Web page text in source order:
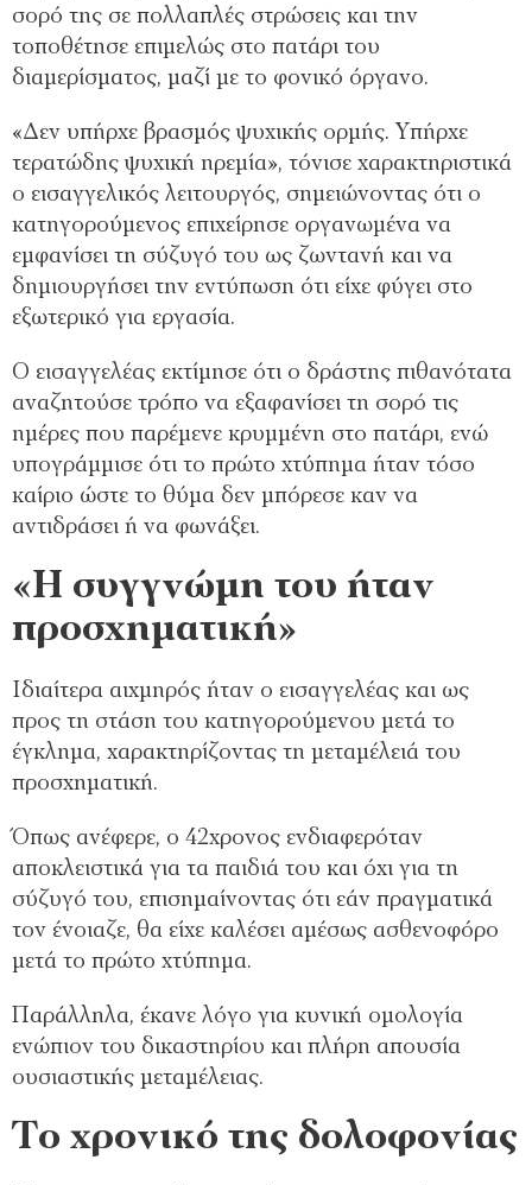
σορό της σε πολλαπλές στρώσεις και την
τοποθέτησε επιμελώς στο πατάρι του
διαμερίσματος, μαζί με το φονικό όργανο.
«Δεν υπήρχε βρασμός ψυχικής ορμής. Υπήρχε
τερατώδης ψυχική ηρεμία», τόνισε χαρακτηριστικά
ο εισαγγελικός λειτουργός, σημειώνοντας ότι ο
κατηγορούμενος επιχείρησε οργανωμένα να
εμφανίσει τη σύζυγό του ως ζωντανή και να
δημιουργήσει την εντύπωση ότι είχε φύγει στο
εξωτερικό για εργασία.
Ο εισαγγελέας εκτίμησε ότι ο δράστης πιθανότατα
αναζητούσε τρόπο να εξαφανίσει τη σορό τις
ημέρες που παρέμενε κρυμμένη στο πατάρι, ενώ
υπογράμμισε ότι το πρώτο χτύπημα ήταν τόσο
καίριο ώστε το θύμα δεν μπόρεσε καν να
αντιδράσει ή να φωνάξει.
«Η συγγνώμη του ήταν
προσχηματική»
Ιδιαίτερα αιχμηρός ήταν ο εισαγγελέας και ως
προς τη στάση του κατηγορούμενου μετά το
έγκλημα, χαρακτηρίζοντας τη μεταμέλειά του
προσχηματική.
Όπως ανέφερε, ο 42χρονος ενδιαφερόταν
αποκλειστικά για τα παιδιά του και όχι για τη
σύζυγό του, επισημαίνοντας ότι εάν πραγματικά
τον ένοιαζε, θα είχε καλέσει αμέσως ασθενοφόρο
μετά το πρώτο χτύπημα.
Παράλληλα, έκανε λόγο για κυνική ομολογία
ενώπιον του δικαστηρίου και πλήρη απουσία
ουσιαστικής μεταμέλειας.
Το χρονικό της δολοφονίας